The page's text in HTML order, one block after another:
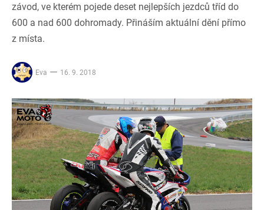
závod, ve kterém pojede deset nejlepších jezdců tříd do
600 a nad 600 dohromady. Přináším aktuální dění přímo
z místa.
Eva 16. 9. 2018